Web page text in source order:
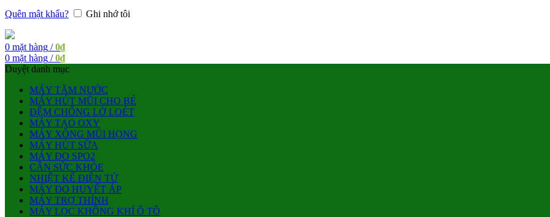
Quên mật khẩu? Ghi nhớ tôi
0 mặt hàng / 0₫
0 mặt hàng / 0₫
Duyệt danh mục
MÁY TĂM NƯỚC
MÁY HÚT MŨI CHO BÉ
ĐỆM CHỐNG LỞ LOÉT
MÁY TẠO OXY
MÁY XÔNG MŨI HỌNG
MÁY HÚT SỮA
MÁY ĐO SPO2
CÂN SỨC KHỎE
NHIỆT KẾ ĐIỆN TỬ
MÁY ĐO HUYẾT ÁP
MÁY TRỢ THÍNH
MÁY LỌC KHÔNG KHÍ Ô TÔ